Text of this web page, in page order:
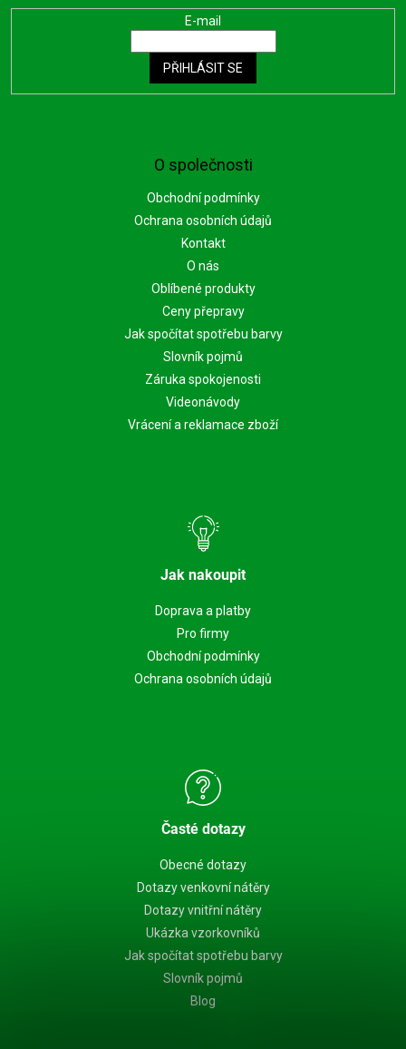
O společnosti
Obchodní podmínky
Ochrana osobních údajů
Kontakt
O nás
Oblíbené produkty
Ceny přepravy
Jak spočítat spotřebu barvy
Slovník pojmů
Záruka spokojenosti
Videonávody
Vrácení a reklamace zboží
Jak nakoupit
Doprava a platby
Pro firmy
Obchodní podmínky
Ochrana osobních údajů
Časté dotazy
Obecné dotazy
Dotazy venkovní nátěry
Dotazy vnitřní nátěry
Ukázka vzorkovníků
Jak spočítat spotřebu barvy
Slovník pojmů
Blog
E-mail
PŘIHLÁSIT SE